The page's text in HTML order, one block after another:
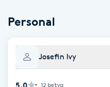
BIAB
Personal
Josefin Ivy
5.0 12 betyg